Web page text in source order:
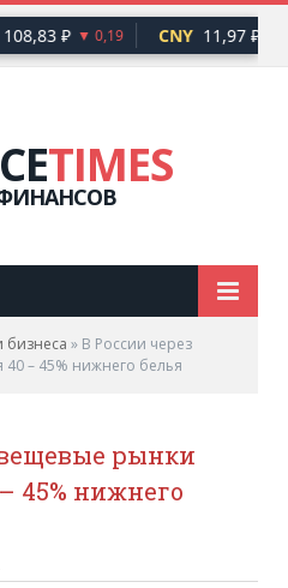
108,83 ₽ ▼ 0,19 CNY 11,97 ₽
TIMES
бизнеса » В России через
– 45% нижнего белья
рынки
45% нижнего